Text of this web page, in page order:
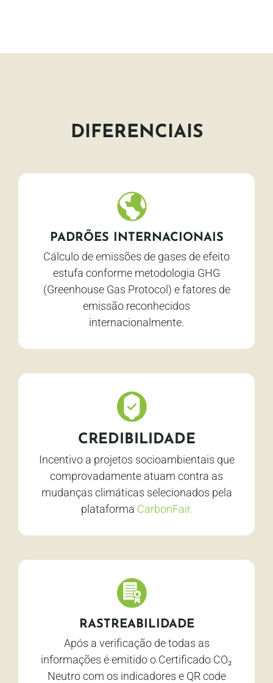
DIFERENCIAIS
PADRÕES INTERNACIONAIS
Cálculo de emissões de gases de efeito
estufa conforme metodologia GHG
(Greenhouse Gas Protocol) e fatores de
emissão reconhecidos
internacionalmente.
CREDIBILIDADE
Incentivo a projetos socioambientais que
comprovadamente atuam contra as
mudanças climáticas selecionados pela
plataforma CarbonFair.
RASTREABILIDADE
Após a verificação de todas as
informações é emitido o Certificado CO₂
Neutro com os indicadores e QR code